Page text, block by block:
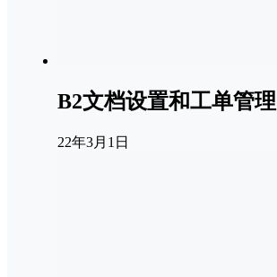
B2文档设置和工单管理
22年3月1日